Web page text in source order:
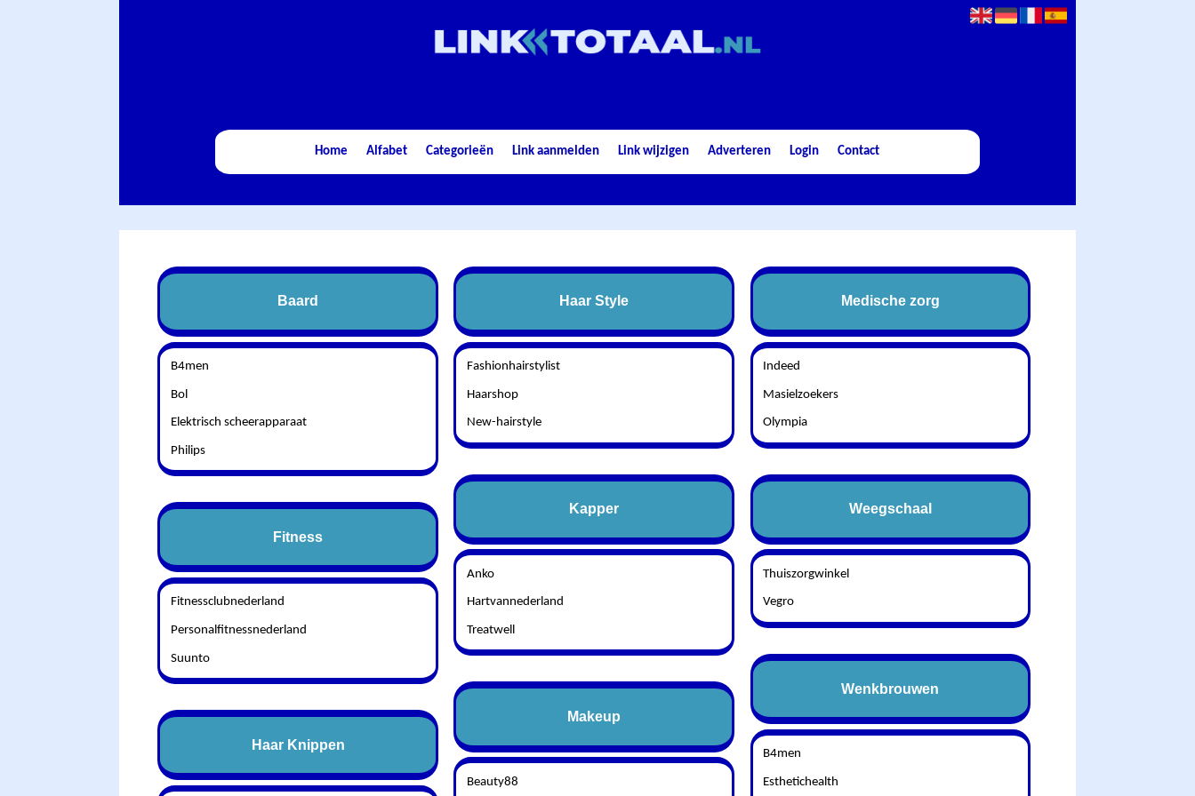
Home Alfabet Categorieën Link aanmelden Link wijzigen Adverteren Login Contact
Baard
B4men
Bol
Elektrisch scheerapparaat
Philips
Fitness
Fitnessclubnederland
Personalfitnessnederland
Suunto
Haar Knippen
Haar Style
Fashionhairstylist
Haarshop
New-hairstyle
Kapper
Anko
Hartvannederland
Treatwell
Makeup
Beauty88
Medische zorg
Indeed
Masielzoekers
Olympia
Weegschaal
Thuiszorgwinkel
Vegro
Wenkbrouwen
B4men
Esthetichealth